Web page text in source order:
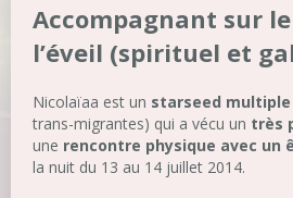
Accompagnant sur
l’éveil (spirituel et
Nicolaïaa est un starseed
trans-migrantes) qui a vécu un très
une rencontre physique avec un
la nuit du 13 au 14 juillet 2014.